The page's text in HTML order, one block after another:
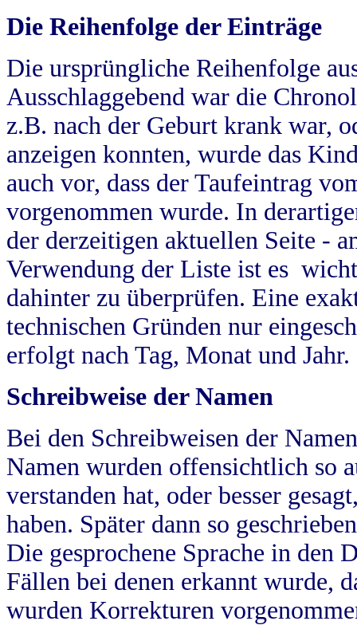
Die Reihenfolge der Einträge
Die ursprüngliche Reihenfolge
Ausschlaggebend war die
z.B. nach der Geburt krank war,
anzeigen konnten, wurde das
auch vor, dass der Taufeintrag
vorgenommen wurde. In
der derzeitigen aktuellen Seite -
Verwendung der Liste ist es
dahinter zu überprüfen. Eine
technischen Gründen nur
erfolgt nach Tag, Monat und Jahr.
Schreibweise der Namen
Bei den Schreibweisen der
Namen wurden offensichtlich so
verstanden hat, oder besser
haben. Später dann so
Die gesprochene Sprache in
Fällen bei denen erkannt wurde,
wurden Korrekturen